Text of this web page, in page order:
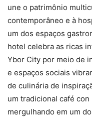
une o patrimônio
contemporâneo e à
um dos espaços
hotel celebra as ricas
Ybor City por meio de
e espaços sociais
de culinária de
um tradicional café
mergulhando em um